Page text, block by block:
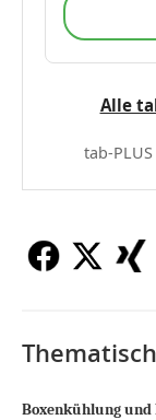
Alle
tab-
Boxenkühlung und